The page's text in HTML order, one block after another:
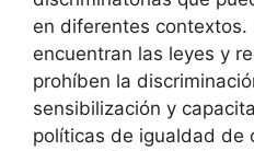
en diferentes contextos.
encuentran las leyes y
prohíben la
sensibilización y
políticas de igualdad de